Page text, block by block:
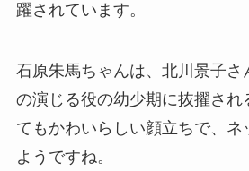
躍されています。
石原朱馬ちゃんは、北川景子さ
の演じる役の幼少期に抜擢され
てもかわいらしい顔立ちで、ネ
ようですね。